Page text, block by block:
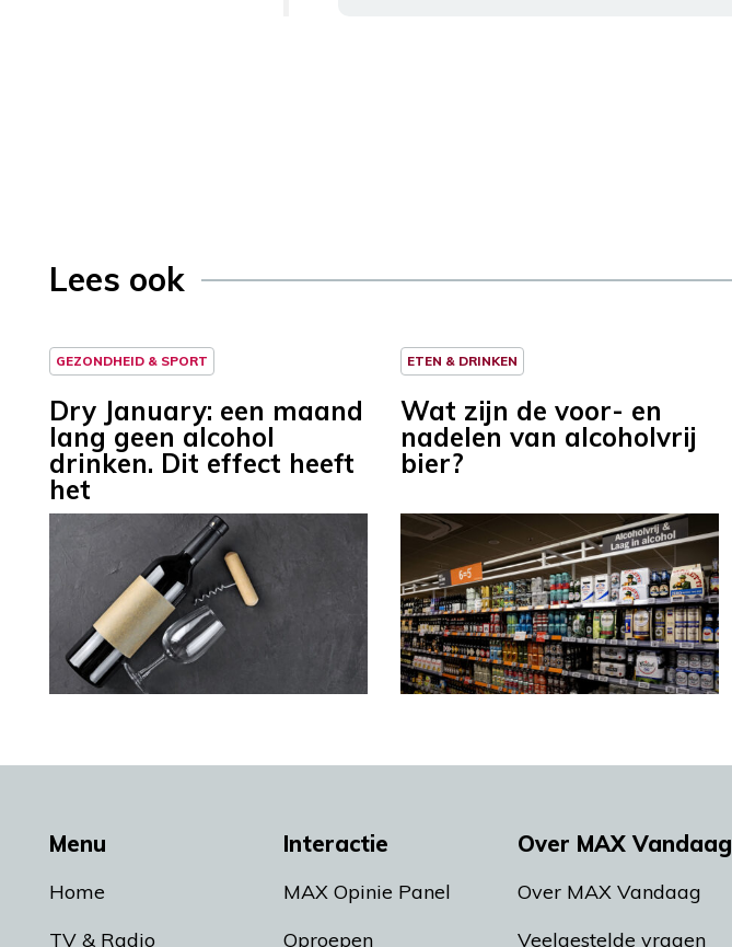
Lees ook
GEZONDHEID & SPORT
Dry January: een maand
lang geen alcohol
drinken. Dit effect heeft
het
ETEN & DRINKEN
Wat zijn de voor- en
nadelen van alcoholvrij
bier?
Menu
Home
TV & Radio
Interactie
MAX Opinie Panel
Oproepen
Over MAX Vandaag
Over MAX Vandaag
Veelgestelde vragen